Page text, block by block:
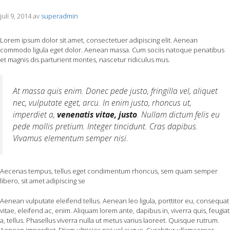
juli 9, 2014av superadmin
Lorem ipsum dolor sit amet, consectetuer adipiscing elit. Aenean
commodo ligula eget dolor. Aenean massa. Cum sociis natoque penatibus
et magnis dis parturient montes, nascetur ridiculus mus.
At massa quis enim. Donec pede justo, fringilla vel, aliquet
nec, vulputate eget, arcu. In enim justo, rhoncus ut,
imperdiet a, venenatis vitae, justo. Nullam dictum felis eu
pede mollis pretium. Integer tincidunt. Cras dapibus.
Vivamus elementum semper nisi.
Aecenas tempus, tellus eget condimentum rhoncus, sem quam semper
libero, sit amet adipiscing se
Aenean vulputate eleifend tellus. Aenean leo ligula, porttitor eu, consequat
vitae, eleifend ac, enim. Aliquam lorem ante, dapibus in, viverra quis, feugiat
a, tellus. Phasellus viverra nulla ut metus varius laoreet. Quisque rutrum.